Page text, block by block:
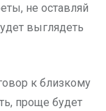
не оставляй
выглядеть
к близкому
проще будет